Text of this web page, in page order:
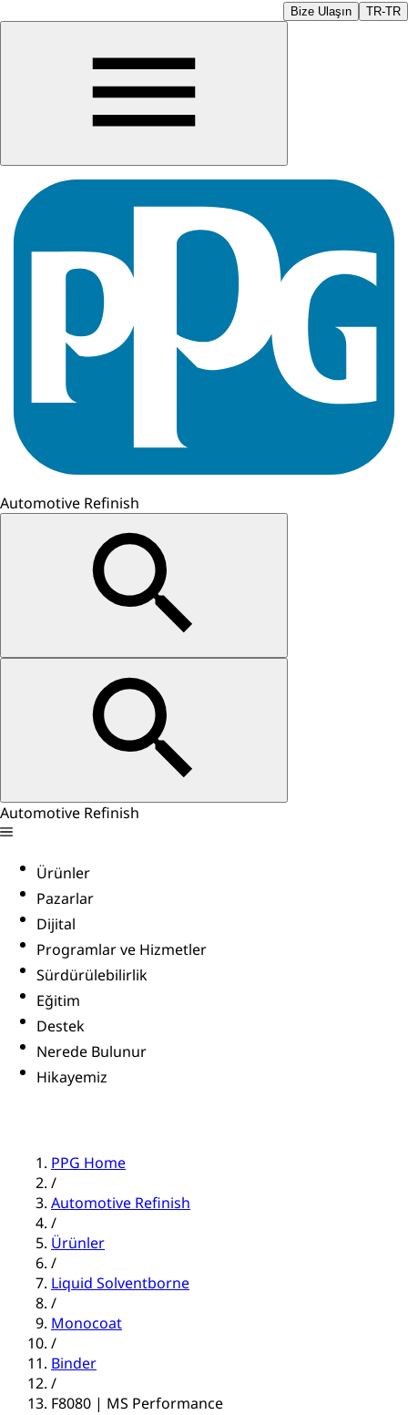
Bize Ulaşın TR-TR
Automotive Refinish
Automotive Refinish
Ürünler
Pazarlar
Dijital
Programlar ve Hizmetler
Sürdürülebilirlik
Eğitim
Destek
Nerede Bulunur
Hikayemiz
PPG Home
/
Automotive Refinish
/
Ürünler
/
Liquid Solventborne
/
Monocoat
/
Binder
/
F8080 | MS Performance